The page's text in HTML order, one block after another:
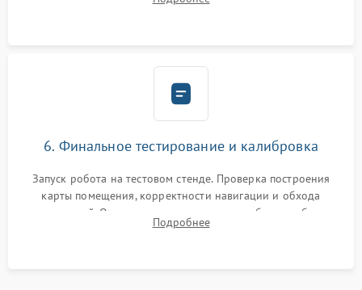
микрофибры, щеток). Надежная фиксация разъемов и
6. Финальное тестирование и калибровка
Запуск робота на тестовом стенде. Проверка построения
карты помещения, корректности навигации и обхода
препятствий. Оценка силы всасывания и работы турбины.
Тестирование автоматического возврата на док-станцию и
Подробнее